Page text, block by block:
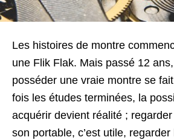
Les histoires de montre
une Flik Flak. Mais passé 12 ans,
posséder une vraie montre se
fois les études terminées, la
acquérir devient réalité ; regarder
son portable, c’est utile, regarder